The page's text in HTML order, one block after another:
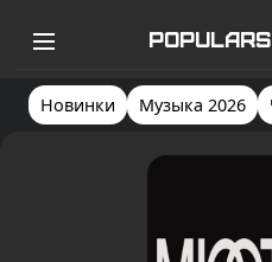
Новинки Музыка 2026